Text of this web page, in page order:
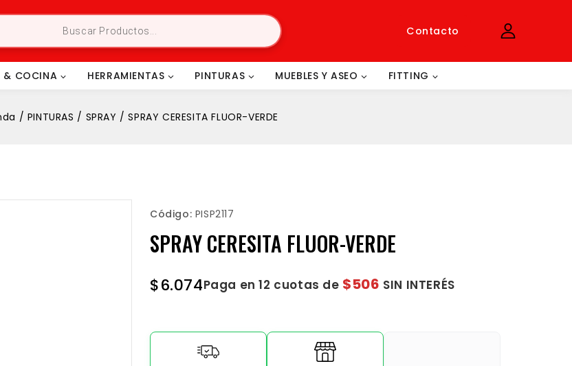
Contacto
& COCINA HERRAMIENTAS PINTURAS MUEBLES Y ASEO FITTING
/ PINTURAS / SPRAY / SPRAY CERESITA FLUOR-VERDE
Código: PISP2117
SPRAY CERESITA FLUOR-VERDE
$6.074Paga en 12 cuotas de $506 SIN INTERÉS